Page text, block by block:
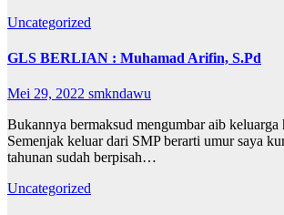
Uncategorized
GLS BERLIAN : Muhamad Arifin, S.Pd
Mei 29, 2022 smkndawu
Bukannya bermaksud mengumbar aib keluarga
Semenjak keluar dari SMP berarti umur saya
tahunan sudah berpisah…
Uncategorized